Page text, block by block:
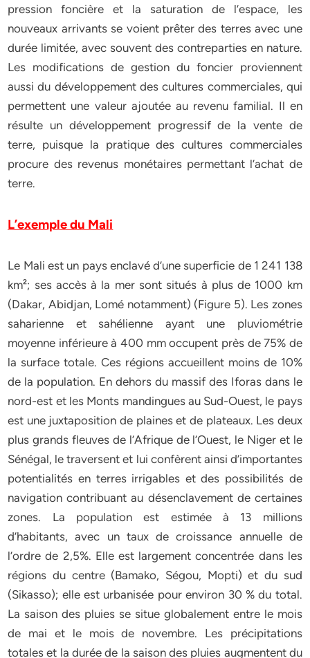
pression foncière et la saturation de l’espace, les
nouveaux arrivants se voient prêter des terres avec une
durée limitée, avec souvent des contreparties en nature.
Les modifications de gestion du foncier proviennent
aussi du développement des cultures commerciales, qui
permettent une valeur ajoutée au revenu familial. Il en
résulte un développement progressif de la vente de
terre, puisque la pratique des cultures commerciales
procure des revenus monétaires permettant l’achat de
terre.
L’exemple du Mali
Le Mali est un pays enclavé d’une superficie de 1 241 138
km²; ses accès à la mer sont situés à plus de 1000 km
(Dakar, Abidjan, Lomé notamment) (Figure 5). Les zones
saharienne et sahélienne ayant une pluviométrie
moyenne inférieure à 400 mm occupent près de 75% de
la surface totale. Ces régions accueillent moins de 10%
de la population. En dehors du massif des Iforas dans le
nord-est et les Monts mandingues au Sud-Ouest, le pays
est une juxtaposition de plaines et de plateaux. Les deux
plus grands fleuves de l’Afrique de l’Ouest, le Niger et le
Sénégal, le traversent et lui confèrent ainsi d’importantes
potentialités en terres irrigables et des possibilités de
navigation contribuant au désenclavement de certaines
zones. La population est estimée à 13 millions
d’habitants, avec un taux de croissance annuelle de
l’ordre de 2,5%. Elle est largement concentrée dans les
régions du centre (Bamako, Ségou, Mopti) et du sud
(Sikasso); elle est urbanisée pour environ 30 % du total.
La saison des pluies se situe globalement entre le mois
de mai et le mois de novembre. Les précipitations
totales et la durée de la saison des pluies augmentent du